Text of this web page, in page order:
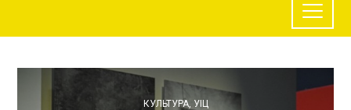
КУЛЬТУРА, УІЦ